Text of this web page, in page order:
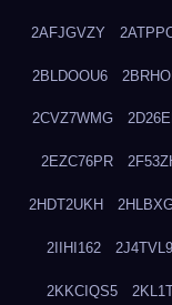
2AFJGVZY
2BLDOOU6
2CVZ7WMG
2EZC76PR
2HDT2UKH
2IIHI162
2KKCIQS5